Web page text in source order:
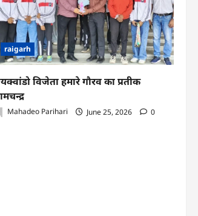
raigarh
विजेता हमारे गौरव का प्रतीक
Mahadeo Parihari June 25, 2026 0